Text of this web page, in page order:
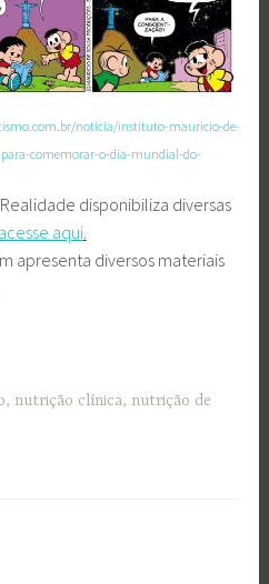
noticia/instituto-mauricio-de-
comemorar-o-dia-mundial-do-
disponibiliza diversas
acesse aqui.
apresenta diversos materiais
, nutrição clínica, nutrição de